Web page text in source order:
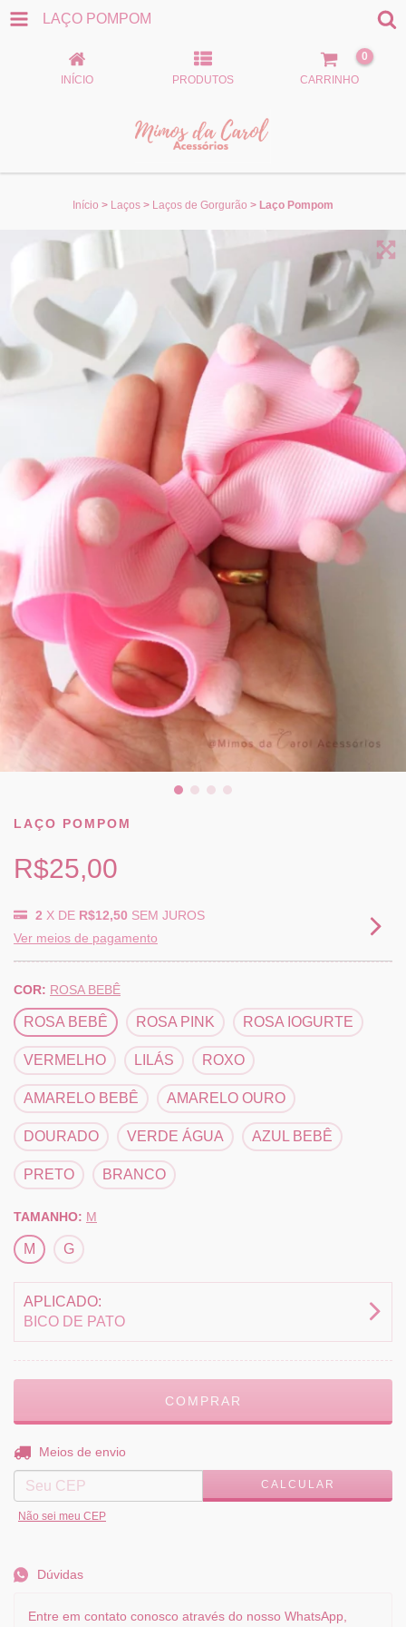
LAÇO POMPOM
INÍCIO PRODUTOS CARRINHO
0
Início > Laços > Laços de Gorgurão > Laço Pompom
LAÇO POMPOM
R$25,00
2 X DE R$12,50 SEM JUROS
Ver meios de pagamento
COR: ROSA BEBÊ
ROSA BEBÊ ROSA PINK ROSA IOGURTE
VERMELHO LILÁS ROXO
AMARELO BEBÊ AMARELO OURO
DOURADO VERDE ÁGUA AZUL BEBÊ
PRETO BRANCO
TAMANHO: M
M G
APLICADO:
BICO DE PATO
Entregas para o CEP:
Meios de envio
CALCULAR
Não sei meu CEP
Dúvidas
Entre em contato conosco através do nosso WhatsApp,